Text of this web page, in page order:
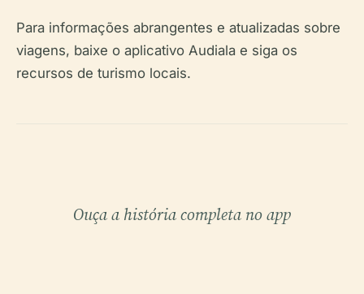
Para informações abrangentes e atualizadas sobre
viagens, baixe o aplicativo Audiala e siga os
recursos de turismo locais.
Ouça a história completa no app